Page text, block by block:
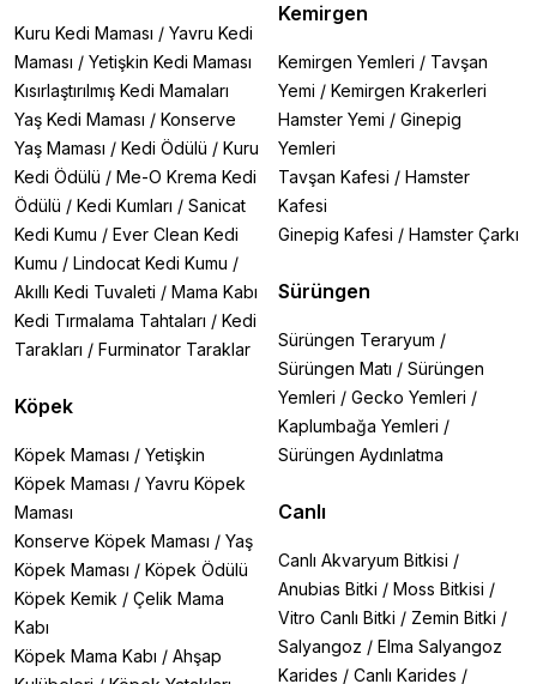
Kuru Kedi Maması / Yavru Kedi
Maması / Yetişkin Kedi Maması
Kısırlaştırılmış Kedi Mamaları
Yaş Kedi Maması / Konserve
Yaş Maması / Kedi Ödülü / Kuru
Kedi Ödülü / Me-O Krema Kedi
Ödülü / Kedi Kumları / Sanicat
Kedi Kumu / Ever Clean Kedi
Kumu / Lindocat Kedi Kumu /
Akıllı Kedi Tuvaleti / Mama Kabı
Kedi Tırmalama Tahtaları / Kedi
Tarakları / Furminator Taraklar
Köpek
Köpek Maması / Yetişkin
Köpek Maması / Yavru Köpek
Maması
Konserve Köpek Maması / Yaş
Köpek Maması / Köpek Ödülü
Köpek Kemik / Çelik Mama
Kabı
Köpek Mama Kabı / Ahşap
Kemirgen
Kemirgen Yemleri / Tavşan
Yemi / Kemirgen Krakerleri
Hamster Yemi / Ginepig
Yemleri
Tavşan Kafesi / Hamster
Kafesi
Ginepig Kafesi / Hamster Çarkı
Sürüngen
Sürüngen Teraryum /
Sürüngen Matı / Sürüngen
Yemleri / Gecko Yemleri /
Kaplumbağa Yemleri /
Sürüngen Aydınlatma
Canlı
Canlı Akvaryum Bitkisi /
Anubias Bitki / Moss Bitkisi /
Vitro Canlı Bitki / Zemin Bitki /
Salyangoz / Elma Salyangoz
Karides / Canlı Karides /